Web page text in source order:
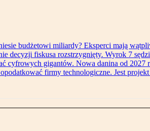
budżetowi miliardy? Eksperci mają
decyzji fiskusa rozstrzygnięty. Wyrok 7
cyfrowych gigantów. Nowa danina od 2027
firmy technologiczne. Jest